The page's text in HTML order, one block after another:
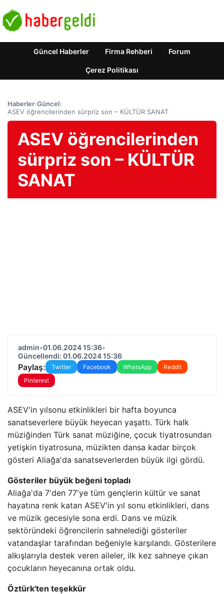
Güncel Haberler Firma Rehberi Forum
Çerez Politikası
Haberler›Güncel›
ASEV öğrencilerinden sürpriz son – KÜLTÜR SANAT
ASEV öğrencilerinden
sürpriz son – KÜLTÜR
SANAT
admin•01.06.2024 15:36•
Güncellendi: 01.06.2024 15:36
Paylaş: Twitter Facebook WhatsApp
Reddit
Pinterest
ASEV'in yılsonu etkinlikleri bir hafta boyunca
sanatseverlere büyük heyecan yaşattı. Türk halk
müziğinden Türk sanat müziğine, çocuk tiyatrosundan
yetişkin tiyatrosuna, müzikten dansa kadar birçok
gösteri Aliağa'da sanatseverlerden büyük ilgi gördü.
Gösteriler büyük beğeni topladı
Aliağa'da 7'den 77'ye tüm gençlerin kültür ve sanat
hayatına renk katan ASEV'in yıl sonu etkinlikleri, dans
ve müzik gecesiyle sona erdi. Dans ve müzik
sektöründeki öğrencilerin sahnelediği gösteriler
vatandaşlar tarafından beğeniyle karşılandı. Gösterilere
alkışlarıyla destek veren aileler, ilk kez sahneye çıkan
çocukların heyecanına ortak oldu.
Öztürk'ten teşekkür